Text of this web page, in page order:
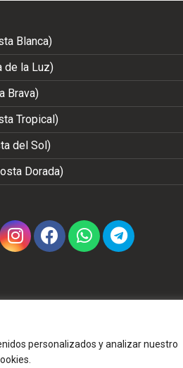
personalizados y analizar nuestro
Blanca)
de la Luz)
Brava)
Tropical)
del Sol)
Dorada)